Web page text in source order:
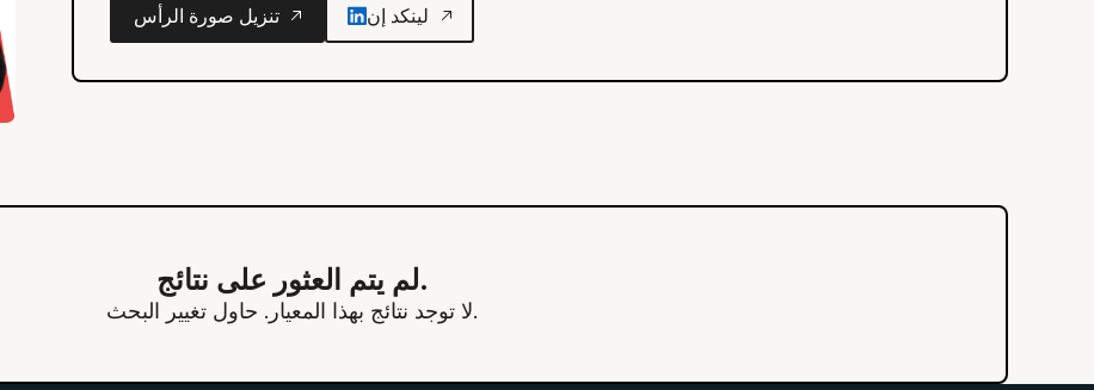
تنزيل صورة الرأستنزيل صورة الرأس لينكد إن
لم يتم العثور على نتائج.
لا توجد نتائج بهذا المعيار. حاول تغيير البحث.